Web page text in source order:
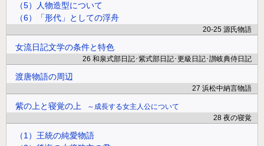
（5）人物造型について
（6）「形代」としての浮舟
20-25 源氏物語
女流日記文学の条件と特色
26 和泉式部日記･紫式部日記･更級日記･讃岐典侍日記
渡唐物語の周辺
27 浜松中納言物語
紫の上と寝覚の上
成長する女主人公について
28 夜の寝覚
（1）王統の純愛物語